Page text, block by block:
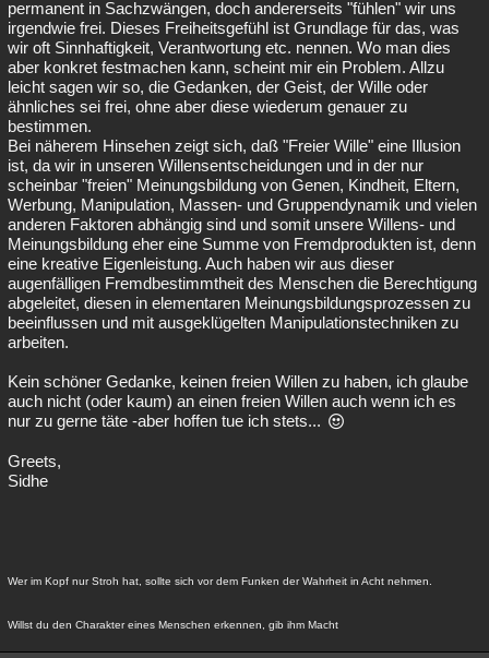
permanent in Sachzwängen, doch andererseits "fühlen" wir uns
irgendwie frei. Dieses Freiheitsgefühl ist Grundlage für das, was
wir oft Sinnhaftigkeit, Verantwortung etc. nennen. Wo man dies
aber konkret festmachen kann, scheint mir ein Problem. Allzu
leicht sagen wir so, die Gedanken, der Geist, der Wille oder
ähnliches sei frei, ohne aber diese wiederum genauer zu
bestimmen.
Bei näherem Hinsehen zeigt sich, daß "Freier Wille" eine Illusion
ist, da wir in unseren Willensentscheidungen und in der nur
scheinbar "freien" Meinungsbildung von Genen, Kindheit, Eltern,
Werbung, Manipulation, Massen- und Gruppendynamik und vielen
anderen Faktoren abhängig sind und somit unsere Willens- und
Meinungsbildung eher eine Summe von Fremdprodukten ist, denn
eine kreative Eigenleistung. Auch haben wir aus dieser
augenfälligen Fremdbestimmtheit des Menschen die Berechtigung
abgeleitet, diesen in elementaren Meinungsbildungsprozessen zu
beeinflussen und mit ausgeklügelten Manipulationstechniken zu
arbeiten.
Kein schöner Gedanke, keinen freien Willen zu haben, ich glaube
auch nicht (oder kaum) an einen freien Willen auch wenn ich es
nur zu gerne täte -aber hoffen tue ich stets...
Greets,
Sidhe
Wer im Kopf nur Stroh hat, sollte sich vor dem Funken der Wahrheit in Acht nehmen.
Willst du den Charakter eines Menschen erkennen, gib ihm Macht